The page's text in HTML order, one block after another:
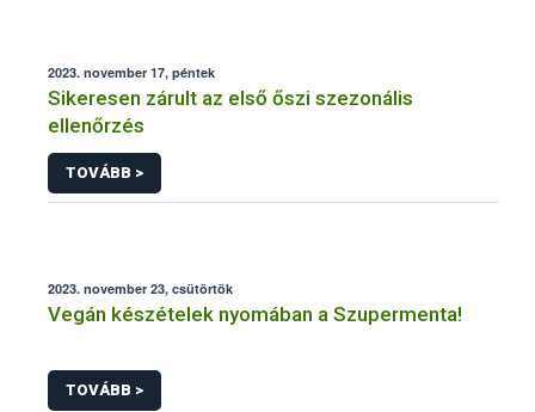
2023. november 17, péntek
Sikeresen zárult az első őszi szezonális
ellenőrzés
TOVÁBB >
2023. november 23, csütörtök
Vegán készételek nyomában a Szupermenta!
TOVÁBB >